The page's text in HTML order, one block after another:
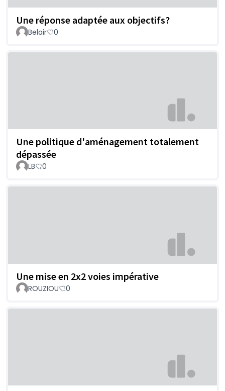
Une réponse adaptée aux objectifs?
Belair 0
Une politique d'aménagement totalement
dépassée
LB 0
Une mise en 2x2 voies impérative
ROUZIOU 0